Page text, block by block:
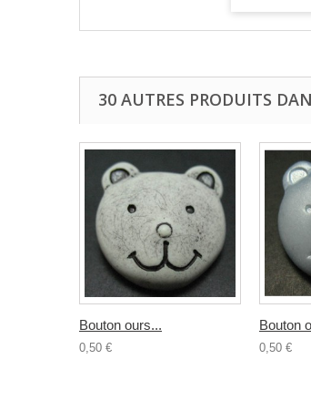
30 AUTRES PRODUITS
Bouton ours...
0,50 €
Bouton
0,50 €